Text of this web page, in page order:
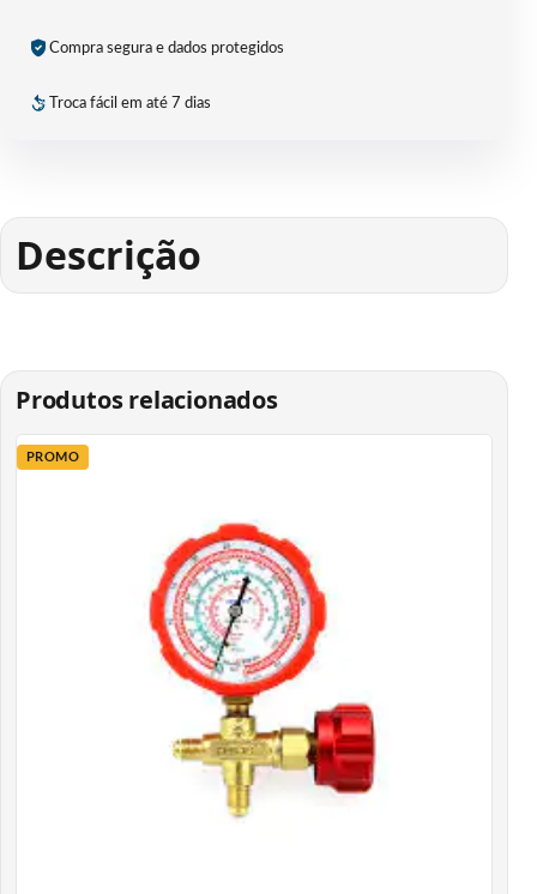
Compra segura e dados protegidos
Troca fácil em até 7 dias
Descrição
Produtos relacionados
PROMO